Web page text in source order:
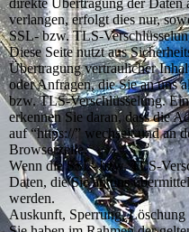
direkte Übertragung der Daten
verlangen, erfolgt dies nur,
SSL- bzw. TLS-
Diese Seite nutzt aus
Übertragung vertraulicher
oder Anfragen, die Sie an uns
bzw. TLS-Verschlüsselung.
erkennen Sie daran, dass die
auf “https://” wechselt und an
Browserzeile.
Wenn die SSL- bzw. TLS-
Daten, die Sie an uns
werden.
Auskunft, Sperrung,